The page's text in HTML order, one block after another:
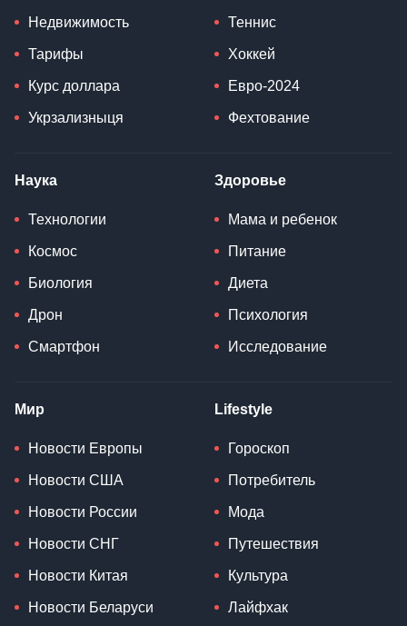
Недвижимость
Тарифы
Курс доллара
Укрзализныця
Теннис
Хоккей
Евро-2024
Фехтование
Наука
Технологии
Космос
Биология
Дрон
Смартфон
Здоровье
Мама и ребенок
Питание
Диета
Психология
Исследование
Мир
Новости Европы
Новости США
Новости России
Новости СНГ
Новости Китая
Новости Беларуси
Lifestyle
Гороскоп
Потребитель
Мода
Путешествия
Культура
Лайфхак